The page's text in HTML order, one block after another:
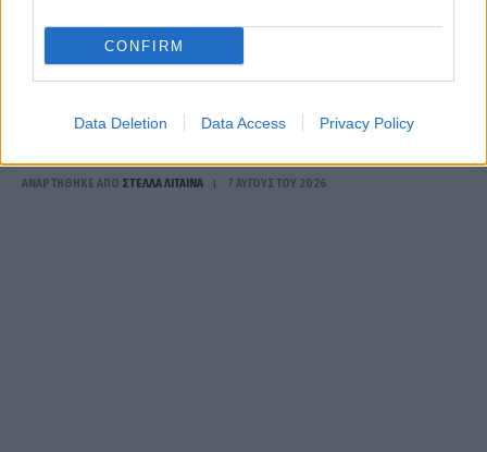
CONFIRM
Data Deletion Data Access Privacy Policy
Μυστράς: Ελεύθερος με αναστολή ο 55χρονος που είχε
ΑΝΑΡΤΗΘΗΚΕ ΑΠΟ ΣΤΈΛΛΑ ΛΊΤΑΙΝΑ 7 ΑΥΓΟΎΣΤΟΥ 2026